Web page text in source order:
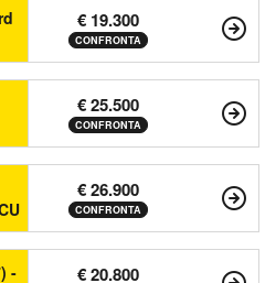
€ 19.300
CONFRONTA
€ 25.500
CONFRONTA
€ 26.900
CONFRONTA
-
€ 20.800